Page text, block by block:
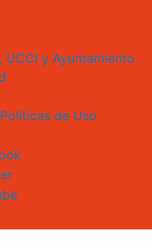
Políticas de Uso